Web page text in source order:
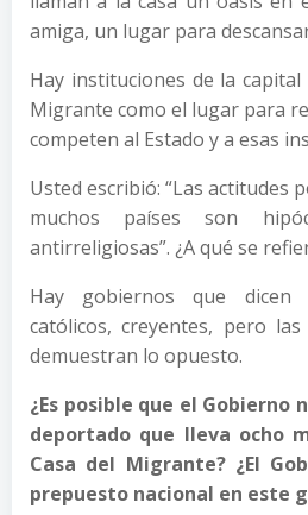
amiga, un lugar para
Hay instituciones de la
Migrante como el lugar para
competen al Estado y a esas
Usted escribió: “Las actitudes
muchos países son
antirreligiosas”. ¿A qué se
Hay gobiernos que dicen
católicos, creyentes, pero
demuestran lo opuesto.
¿Es posible que el Gobierno
deportado que lleva ocho
Casa del Migrante? ¿El
prepuesto nacional en este